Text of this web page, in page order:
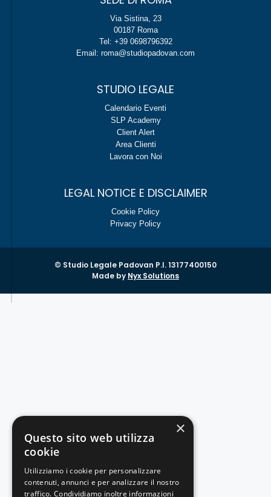
Via Sistina, 23
00187 Roma
Tel: +39 0698796392
Email: roma@studiopadovan.com
STUDIO LEGALE
Calendario Eventi
SLP Academy
Client Alert
Area Clienti
Lavora con Noi
LEGAL NOTICE E DISCLAIMER
Cookie Policy
Privacy Policy
© Studio Legale Padovan P.I. 13177400150
Made by Nyx Solutions
×
Questo sito web utilizza
cookie
Utilizziamo i cookie per personalizzare
contenuti, annunci e per analizzare il nostro
traffico. Condividiamo inoltre informazioni